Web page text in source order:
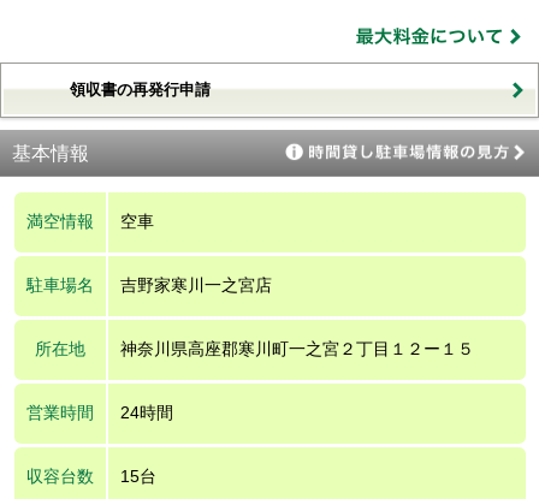
領収書の再発行申請
基本情報
満空情報 空車
駐車場名 吉野家寒川一之宮店
所在地 神奈川県高座郡寒川町一之宮２丁目１２ー１５
営業時間 24時間
収容台数 15台